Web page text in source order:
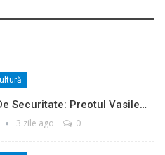
Securitate: Preotul Vasile…
3 zile ago 0